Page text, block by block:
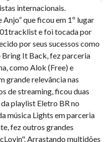
internacionais.
que ficou em 1º lugar
e foi tocada por
por seus sucessos como
Bring It Back, fez parceria
como Alok (Free) e
grande relevância nas
de streaming, ficou duas
playlist Eletro BR no
música Lights em parceria
fez outros grandes
Arrastando multidões